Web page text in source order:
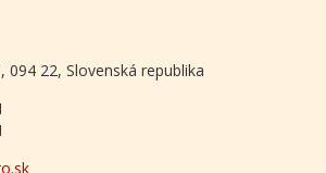
094 22, Slovenská republika